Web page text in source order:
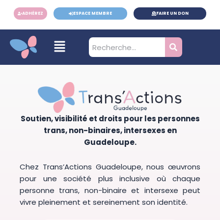
principal
contenu
ADHÉREZ ESPACE MEMBRE FAIRE UN DON
Menu
Soutien, visibilité et droits pour les personnes
trans, non-binaires, intersexes en
Guadeloupe.
Chez Trans’Actions Guadeloupe, nous œuvrons
pour une société plus inclusive où chaque
personne trans, non-binaire et intersexe peut
vivre pleinement et sereinement son identité.